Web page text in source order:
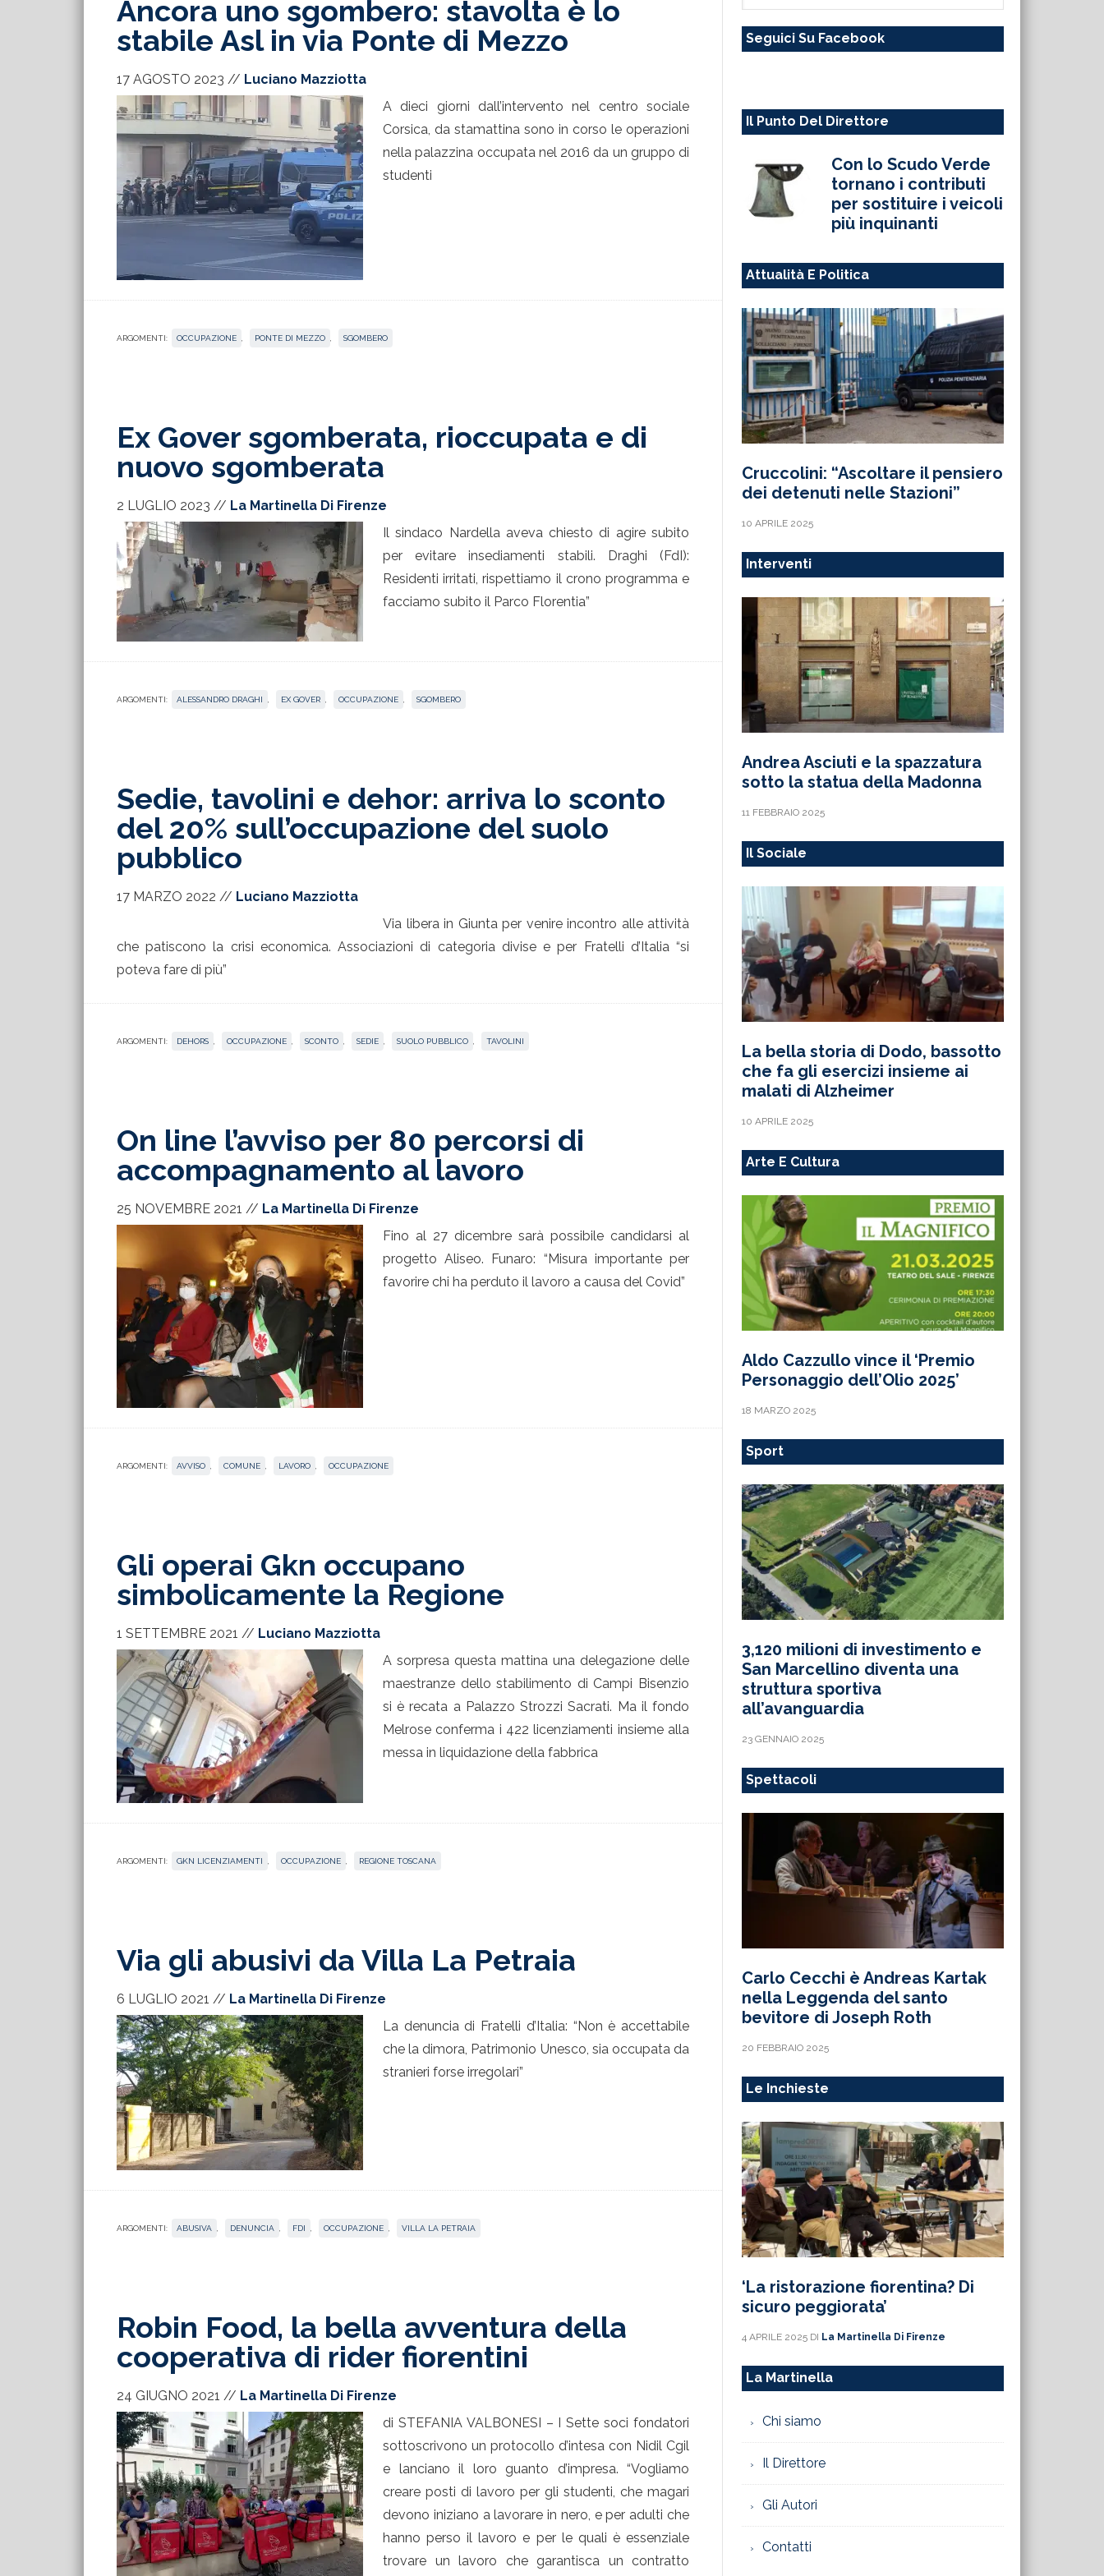
Ancora uno sgombero: stavolta è lo
stabile Asl in via Ponte di Mezzo
17 AGOSTO 2023 // Luciano Mazziotta
A dieci giorni dall’intervento nel centro sociale
Corsica, da stamattina sono in corso le operazioni
nella palazzina occupata nel 2016 da un gruppo di
studenti
ARGOMENTI: OCCUPAZIONE PONTE DI MEZZO SGOMBERO
Ex Gover sgomberata, rioccupata e di
nuovo sgomberata
2 LUGLIO 2023 // La Martinella Di Firenze
Il sindaco Nardella aveva chiesto di agire subito
per evitare insediamenti stabili. Draghi (FdI):
Residenti irritati, rispettiamo il crono programma e
facciamo subito il Parco Florentia”
ARGOMENTI: ALESSANDRO DRAGHI EX GOVER OCCUPAZIONE SGOMBERO
Sedie, tavolini e dehor: arriva lo sconto
del 20% sull’occupazione del suolo
pubblico
17 MARZO 2022 // Luciano Mazziotta
Via libera in Giunta per venire incontro alle attività
che patiscono la crisi economica. Associazioni di categoria divise e per Fratelli d’Italia “si
poteva fare di più”
ARGOMENTI: DEHORS OCCUPAZIONE SCONTO SEDIE SUOLO PUBBLICO TAVOLINI
On line l’avviso per 80 percorsi di
accompagnamento al lavoro
25 NOVEMBRE 2021 // La Martinella Di Firenze
Fino al 27 dicembre sarà possibile candidarsi al
progetto Aliseo. Funaro: “Misura importante per
favorire chi ha perduto il lavoro a causa del Covid”
ARGOMENTI: AVVISO COMUNE LAVORO OCCUPAZIONE
Gli operai Gkn occupano
simbolicamente la Regione
1 SETTEMBRE 2021 // Luciano Mazziotta
A sorpresa questa mattina una delegazione delle
maestranze dello stabilimento di Campi Bisenzio
si è recata a Palazzo Strozzi Sacrati. Ma il fondo
Melrose conferma i 422 licenziamenti insieme alla
messa in liquidazione della fabbrica
ARGOMENTI: GKN LICENZIAMENTI OCCUPAZIONE REGIONE TOSCANA
Via gli abusivi da Villa La Petraia
6 LUGLIO 2021 // La Martinella Di Firenze
La denuncia di Fratelli d’Italia: “Non è accettabile
che la dimora, Patrimonio Unesco, sia occupata da
stranieri forse irregolari”
ARGOMENTI: ABUSIVA DENUNCIA FDI OCCUPAZIONE VILLA LA PETRAIA
Robin Food, la bella avventura della
cooperativa di rider fiorentini
24 GIUGNO 2021 // La Martinella Di Firenze
di STEFANIA VALBONESI – I Sette soci fondatori
sottoscrivono un protocollo d’intesa con Nidil Cgil
e lanciano il loro guanto d’impresa. “Vogliamo
creare posti di lavoro per gli studenti, che magari
devono iniziano a lavorare in nero, e per adulti che
hanno perso il lavoro e per le quali è essenziale
trovare un lavoro che garantisca un contratto
sito
Seguici Su Facebook
Il Punto Del Direttore
Con lo Scudo Verde
tornano i contributi
per sostituire i veicoli
più inquinanti
Attualità E Politica
Cruccolini: “Ascoltare il pensiero
dei detenuti nelle Stazioni”
10 APRILE 2025
Interventi
Andrea Asciuti e la spazzatura
sotto la statua della Madonna
11 FEBBRAIO 2025
Il Sociale
La bella storia di Dodo, bassotto
che fa gli esercizi insieme ai
malati di Alzheimer
10 APRILE 2025
Arte E Cultura
Aldo Cazzullo vince il ‘Premio
Personaggio dell’Olio 2025’
18 MARZO 2025
Sport
3,120 milioni di investimento e
San Marcellino diventa una
struttura sportiva
all’avanguardia
23 GENNAIO 2025
Spettacoli
Carlo Cecchi è Andreas Kartak
nella Leggenda del santo
bevitore di Joseph Roth
20 FEBBRAIO 2025
Le Inchieste
‘La ristorazione fiorentina? Di
sicuro peggiorata’
4 APRILE 2025 DI La Martinella Di Firenze
La Martinella
Chi siamo
Il Direttore
Gli Autori
Contatti